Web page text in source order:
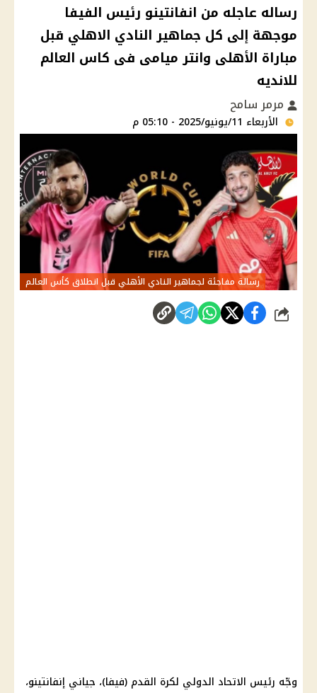
رساله عاجله من انفانتينو رئيس الفيفا
موجهة إلى كل جماهير النادي الاهلي قبل
مباراة الأهلى وانتر ميامى فى كاس العالم
للانديه
مرمر سامح
الأربعاء 11/يونيو/2025 - 05:10 م
رسالة مفاجئة لجماهير النادي الأهلي قبل انطلاق كأس العالم
شارك
وجّه رئيس الاتحاد الدولي لكرة القدم (فيفا)، جياني إنفانتينو،